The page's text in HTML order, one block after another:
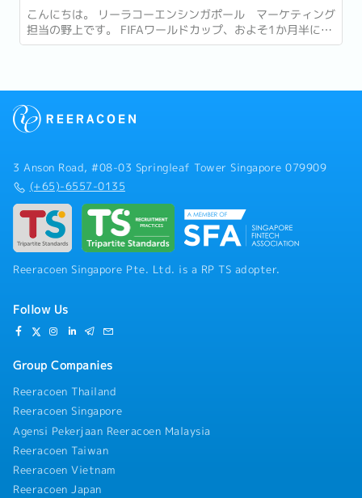
こんにちは。 リーラコーエンシンガポール マーケティング
担当の野上です。 FIFAワールドカップ、およそ1か月半にわ
たる大会がついに終幕しましたね。...
3 Anson Road, #08-03 Springleaf Tower Singapore 079909
(+65)-6557-0135
Reeracoen Singapore Pte. Ltd. is a RP TS adopter.
Follow Us
Group Companies
Reeracoen Thailand
Reeracoen Singapore
Agensi Pekerjaan Reeracoen Malaysia
Reeracoen Taiwan
Reeracoen Vietnam
Reeracoen Japan